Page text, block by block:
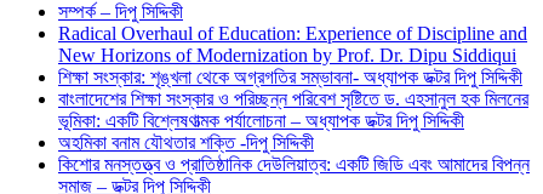
সম্পর্ক – দিপু সিদ্দিকী
Radical Overhaul of Education: Experience of Discipline and
New Horizons of Modernization by Prof. Dr. Dipu Siddiqui
শিক্ষা সংস্কার: শৃঙ্খলা থেকে অগ্রগতির সম্ভাবনা- অধ্যাপক ডক্টর দিপু সিদ্দিকী
বাংলাদেশের শিক্ষা সংস্কার ও পরিচ্ছন্ন পরিবেশ সৃষ্টিতে ড. এহসানুল হক মিলনের
ভূমিকা: একটি বিশ্লেষণাত্মক পর্যালোচনা – অধ্যাপক ডক্টর দিপু সিদ্দিকী
অহমিকা বনাম যৌথতার শক্তি -দিপু সিদ্দিকী
কিশোর মনস্তত্ত্ব ও প্রাতিষ্ঠানিক দেউলিয়াত্ব: একটি জিডি এবং আমাদের বিপন্ন
সমাজ – ডক্টর দিপু সিদ্দিকী